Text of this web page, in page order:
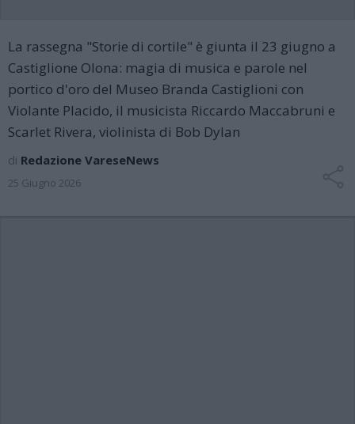
La rassegna "Storie di cortile" è giunta il 23 giugno a
Castiglione Olona: magia di musica e parole nel
portico d'oro del Museo Branda Castiglioni con
Violante Placido, il musicista Riccardo Maccabruni e
Scarlet Rivera, violinista di Bob Dylan
di Redazione VareseNews
25 Giugno 2026